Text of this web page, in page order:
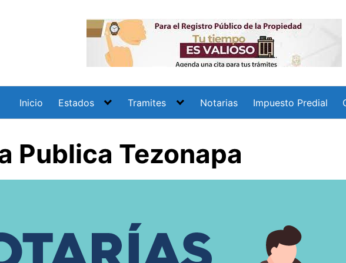
Inicio Estados Tramites Notarias Impuesto Predial
Publica Tezonapa